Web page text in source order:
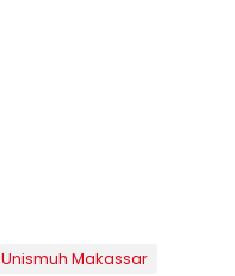
Unismuh Makassar